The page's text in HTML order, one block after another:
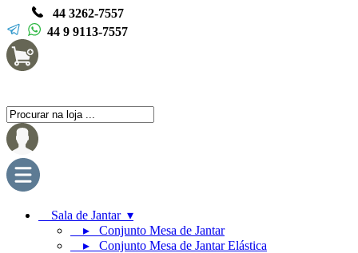
44 3262-7557
44 9 9113-7557
Sala de Jantar ▾
▸ Conjunto Mesa de Jantar
▸ Conjunto Mesa de Jantar Elástica